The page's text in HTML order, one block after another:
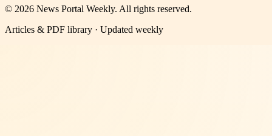
© 2026 News Portal Weekly. All rights reserved.
Articles & PDF library · Updated weekly